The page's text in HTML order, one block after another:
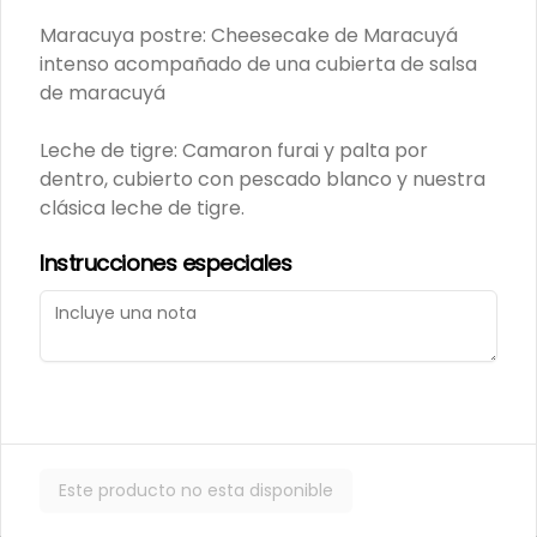
243 - Avocado Veggie
Palmito, Choclito, Queso Crema,
$5.400
244 - Hot Mushroom
Pimenton
Champiñon Tempura, Palta,
Maracuya postre: Cheesecake de Maracuyá
intenso acompañado de una cubierta de salsa
de maracuyá
Leche de tigre: Camaron furai y palta por
dentro, cubierto con pescado blanco y nuestra
clásica leche de tigre.
Instrucciones especiales
Este producto no esta disponible